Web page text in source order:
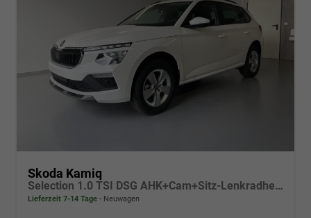
Skoda Kamiq
Selection 1.0 TSI DSG AHK+Cam+Sitz-Lenkradheiz+Sunset+Kessy+AppConnect+Alu16
Lieferzeit 7-14 Tage Neuwagen